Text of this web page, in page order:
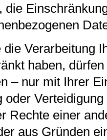
die
die Verarbeitung
haben,
– nur mit Ihrer
oder
Rechte einer
aus Gründen